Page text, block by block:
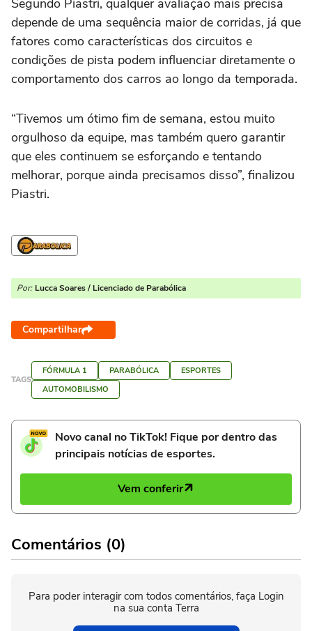
Segundo Piastri, qualquer avaliação mais precisa
depende de uma sequência maior de corridas, já que
fatores como características dos circuitos e
condições de pista podem influenciar diretamente o
comportamento dos carros ao longo da temporada.
“Tivemos um ótimo fim de semana, estou muito
orgulhoso da equipe, mas também quero garantir
que eles continuem se esforçando e tentando
melhorar, porque ainda precisamos disso”, finalizou
Piastri.
Por: Lucca Soares / Licenciado de Parabólica
Compartilhar
TAGS
FÓRMULA 1 PARABÓLICA
ESPORTES
AUTOMOBILISMO
Novo canal no TikTok! Fique por dentro das
principais notícias de esportes.
Vem conferir
Comentários (0)
Para poder interagir com todos comentários, faça Login
na sua conta Terra